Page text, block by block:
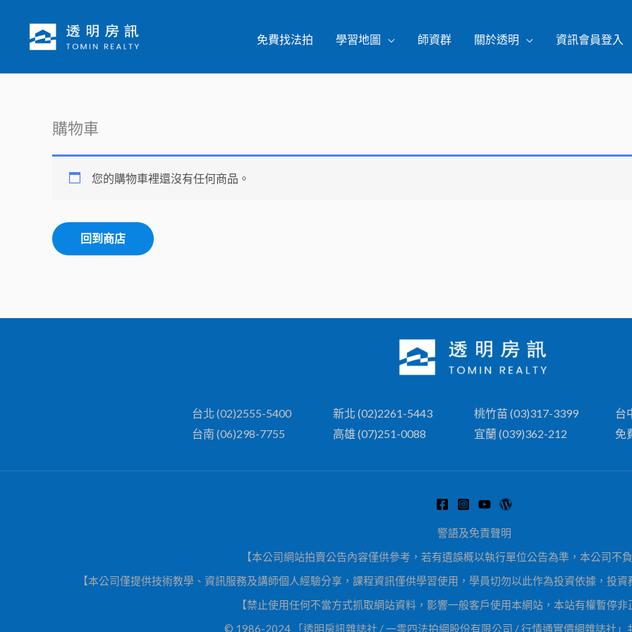
要
免費找法拍 學習地圖 師資群 關於透明 資訊會員登入
購物車
您的購物車裡還沒有任何商品。
回到商店
台北 (02)2555-5400
台南 (06)298-7755
新北 (02)2261-5443
高雄 (07)251-0088
桃竹苗 (03)317-3399
宜蘭 (039)362-212
台
免
警語及免責聲明
【本公司網站拍賣公告內容僅供參考，若有遺誤概以執行單位公告為準，本公司不
【本公司僅提供技術教學、資訊服務及講師個人經驗分享，課程資訊僅供學習使用，學員切勿以此作為投資依據，投
【禁止使用任何不當方式抓取網站資料，影響一般客戶使用本網站，本站有權暫停
© 1986-2024 「透明房訊雜誌社 / 一零四法拍網股份有限公司 / 行情通實價網雜誌社」